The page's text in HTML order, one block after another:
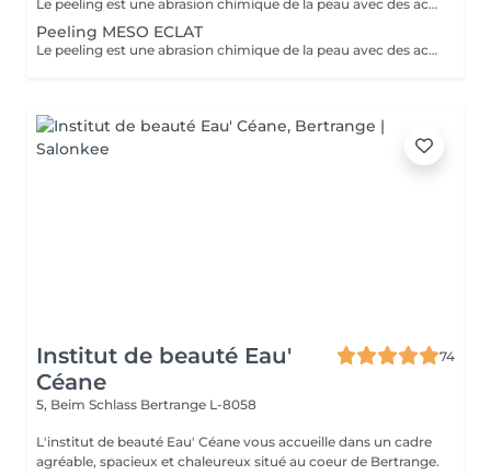
Le peeling est une abrasion chimique de la peau avec des acides de fruits. Indolore, sans éviction sociale, juste quelques rougeurs peuvent apparaitre le jour même. Le peeling va améliorer les cicatrices de l'acné, affiner le grain de peau, resserrer les pores, atténuer les taches pigmentées (taches brunes ou de vieillesse),estomper les ridules, augmenter l'élasticité de la peau, une peau nette et visiblement plus jeune. Des résultats prouvés en toute sécurité. Une seule séance vous donnera un coup d'éclat. RECOMMANDé en cure pour des résultats durables,5 soins espacés de 15 jours. Lors d'une cure l'exposition au soleil n'est pas recommandée NOUS POUVONS COMBINER CETTE PRESTATION AVEC MICRONEEDLING voir sous rubrique séparée
Peeling MESO ECLAT
Le peeling est une abrasion chimique de la peau avec des acides de fruits. Indolore, sans éviction sociale, juste quelques rougeurs peuvent apparaitre le jour même. Le peeling va améliorer les cicatrices de l'acné, affiner le grain de peau, resserrer les pores, atténuer les taches pigmentées (taches brunes ou de vieillesse),estomper les ridules, augmenter l'élasticité de la peau, une peau nette et visiblement plus jeune. Des résultats prouvés en toute sécurité. Une seule séance vous donnera un coup d'éclat. RECOMMANDé en cure pour des résultats durables,5 soins espacés de 15 jours. Pour ce soin on travaille le visage le décolleté et les mains Lors d'une cure l'exposition au soleil n'est pas recommandée NOUS POUVONS COMBINER CETTE PRESTATION AVEC MICRONEEDLING voir sous rubrique séparée
Institut de beauté Eau'
Céane
74
5, Beim Schlass Bertrange L-8058
L'institut de beauté Eau' Céane vous accueille dans un cadre
agréable, spacieux et chaleureux situé au coeur de Bertrange.